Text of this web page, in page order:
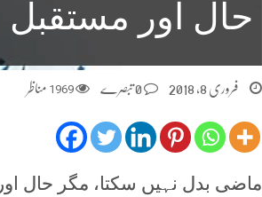
حال اور مستقبل
فروری 8, 2018 0 تبصرے 1969 مناظر
ماضی بدل نہیں سکتا، مگر حال اور